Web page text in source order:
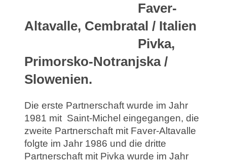
Faver-
Altavalle, Cembratal / Italien
Pivka,
Primorsko-Notranjska /
Slowenien.
Die erste Partnerschaft wurde im Jahr
1981 mit Saint-Michel eingegangen, die
zweite Partnerschaft mit Faver-Altavalle
folgte im Jahr 1986 und die dritte
Partnerschaft mit Pivka wurde im Jahr